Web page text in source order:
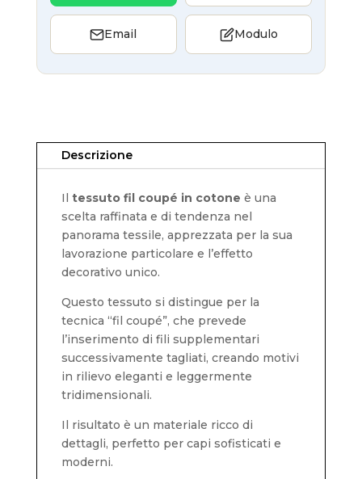
Email Modulo
Descrizione
Il tessuto fil coupé in cotone è una
scelta raffinata e di tendenza nel
panorama tessile, apprezzata per la sua
lavorazione particolare e l’effetto
decorativo unico.
Questo tessuto si distingue per la
tecnica “fil coupé”, che prevede
l’inserimento di fili supplementari
successivamente tagliati, creando motivi
in rilievo eleganti e leggermente
tridimensionali.
Il risultato è un materiale ricco di
dettagli, perfetto per capi sofisticati e
moderni.